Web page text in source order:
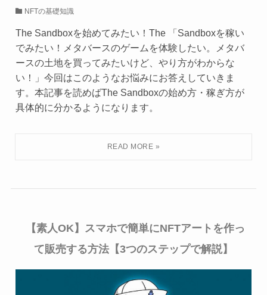
NFTの基礎知識
The Sandboxを始めてみたい！The 「Sandboxを稼い
でみたい！メタバースのゲームを体験したい。メタバ
ースの土地を買ってみたいけど、やり方がわからな
い！」今回はこのようなお悩みにお答えしていきま
す。本記事を読めばThe Sandboxの始め方・稼ぎ方が
具体的に分かるようになります。
【素人OK】スマホで簡単にNFTアートを作っ
て販売する方法【3つのステップで解説】